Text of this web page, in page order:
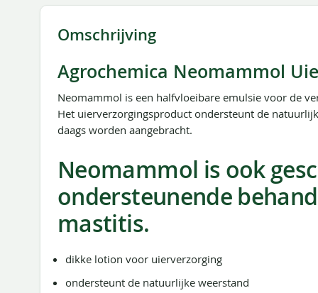
gallerijOmschrijving
Agrochemica Neomammol
Neomammol is een halfvloeibare emulsie voor de
Het uierverzorgingsproduct ondersteunt de
daags worden aangebracht.
Neomammol is ook
ondersteunende
mastitis.
dikke lotion voor uierverzorging
ondersteunt de natuurlijke weerstand